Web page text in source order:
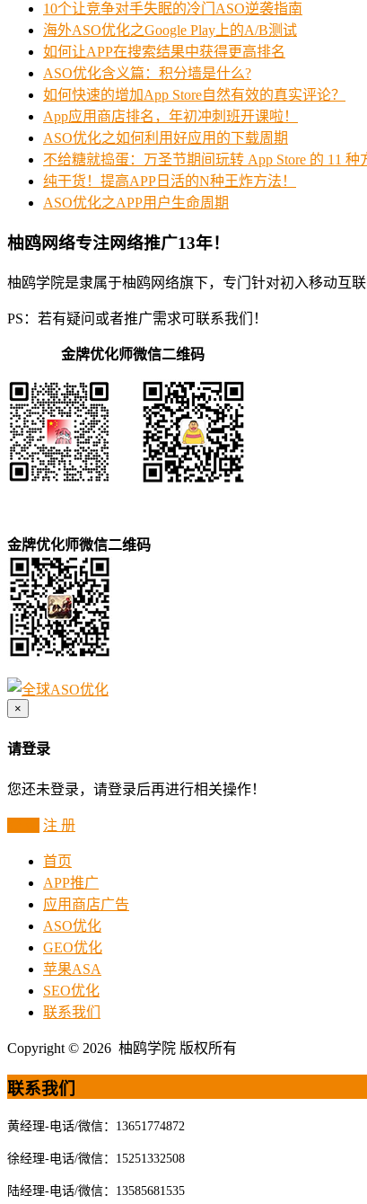
10个让竞争对手失眠的冷门ASO逆袭指南
海外ASO优化之Google Play上的A/B测试
如何让APP在搜索结果中获得更高排名
ASO优化含义篇：积分墙是什么?
如何快速的增加App Store自然有效的真实评论？
App应用商店排名，年初冲刺班开课啦！
ASO优化之如何利用好应用的下载周期
不给糖就捣蛋：万圣节期间玩转 App Store 的 11 种
纯干货！提高APP日活的N种王炸方法！
ASO优化之APP用户生命周期
柚鸥网络专注网络推广13年！
柚鸥学院是隶属于柚鸥网络旗下，专门针对初入移动互
PS：若有疑问或者推广需求可联系我们！
金牌优化师微信二维码
金牌优化师微信二维码
×
请登录
您还未登录，请登录后再进行相关操作！
注 册
首页
APP推广
应用商店广告
ASO优化
GEO优化
苹果ASA
SEO优化
联系我们
Copyright © 2026 柚鸥学院 版权所有
联系我们
黄经理-电话/微信：13651774872
徐经理-电话/微信：15251332508
陆经理-电话/微信：13585681535